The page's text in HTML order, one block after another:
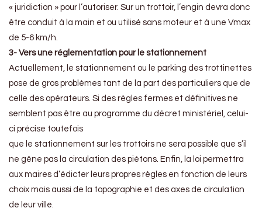
« juridiction » pour l’autoriser. Sur un trottoir, l’engin devra donc
être conduit à la main et ou utilisé sans moteur et à une Vmax
de 5-6 km/h.
3- Vers une réglementation pour le stationnement
Actuellement, le stationnement ou le parking des trottinettes
pose de gros problèmes tant de la part des particuliers que de
celle des opérateurs. Si des règles fermes et définitives ne
semblent pas être au programme du décret ministériel, celui-
ci précise toutefois
que le stationnement sur les trottoirs ne sera possible que s’il
ne gêne pas la circulation des piétons. Enfin, la loi permettra
aux maires d’édicter leurs propres règles en fonction de leurs
choix mais aussi de la topographie et des axes de circulation
de leur ville.